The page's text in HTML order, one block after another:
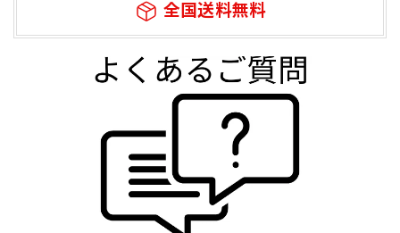
全国送料無料